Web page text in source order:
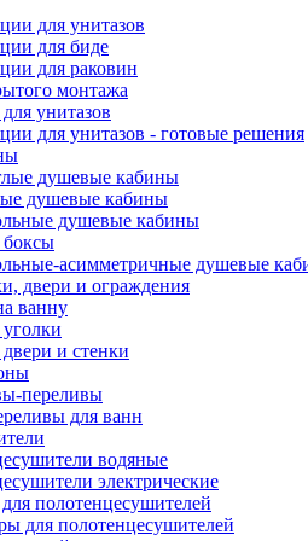
для унитазов
для биде
для раковин
монтажа
унитазов
для унитазов - готовые решения
душевые кабины
душевые кабины
душевые кабины
асимметричные душевые
двери и ограждения
ванну
и стенки
переливы
для ванн
водяные
электрические
полотенцесушителей
для полотенцесушителей